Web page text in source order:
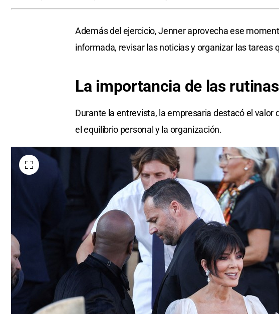
Además del ejercicio, Jenner aprovecha ese
informada, revisar las noticias y organizar las tareas
La importancia de las rutinas
Durante la entrevista, la empresaria destacó el
el equilibrio personal y la organización.